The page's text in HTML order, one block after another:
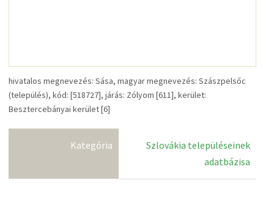
hivatalos megnevezés: Sása, magyar megnevezés: Szászpelsőc
(település), kód: [518727], járás: Zólyom [611], kerület:
Besztercebányai kerület [6]
Kategória
Szlovákia településeinek
adatbázisa